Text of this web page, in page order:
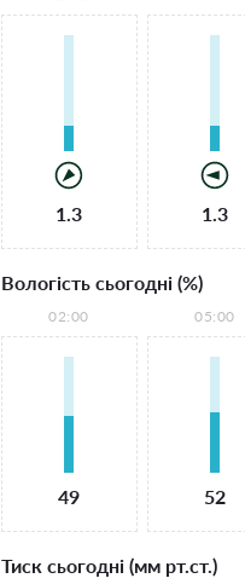
1.3 1.3
Вологість сьогодні (%)
02:00
49
05:00
52
Тиск сьогодні (мм рт.ст.)